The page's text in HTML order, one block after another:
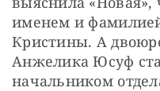
именем и
Кристины. А
Анжелика Юсуф
начальником